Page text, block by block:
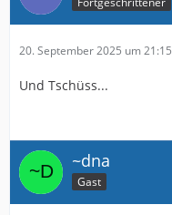
20. September 2025 um 21:15
Und Tschüss...
~dna
Gast